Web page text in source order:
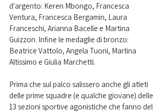
d'argento: Keren Mbongo, Francesca
Ventura, Francesca Bergamin, Laura
Franceschi, Arianna Bacelle e Martina
Guizzon. Infine le medaglie di bronzo:
Beatrice Vattolo, Angela Tuoni, Martina
Altissimo e Giulia Marchetti.
Prima che sul palco salissero anche gli atleti
delle prime squadre (e qualche giovane) delle
13 sezioni sportive agonistiche che fanno del